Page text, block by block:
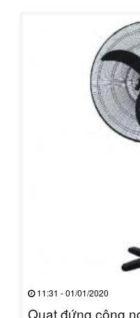
11:31 - 01/01/2020
Quạt đứng công